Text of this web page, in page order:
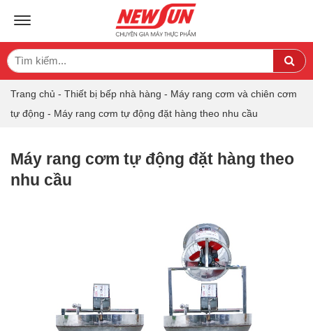
TOGGLE NAVIGATION
Search
for:
Trang chủ - Thiết bị bếp nhà hàng - Máy rang cơm và chiên cơm
tự động - Máy rang cơm tự động đặt hàng theo nhu cầu
Máy rang cơm tự động đặt hàng theo
nhu cầu